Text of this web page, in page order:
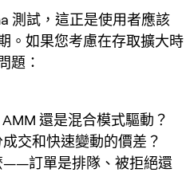
測試，這正是使用者應該
。如果您考慮在存取擴大時
題：
還是混合模式驅動？
交和快速變動的價差？
——訂單是排隊、被拒絕還